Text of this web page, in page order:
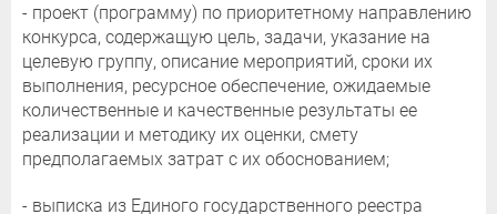
- проект (программу) по приоритетному направлению
конкурса, содержащую цель, задачи, указание на
целевую группу, описание мероприятий, сроки их
выполнения, ресурсное обеспечение, ожидаемые
количественные и качественные результаты ее
реализации и методику их оценки, смету
предполагаемых затрат с их обоснованием;
- выписка из Единого государственного реестра